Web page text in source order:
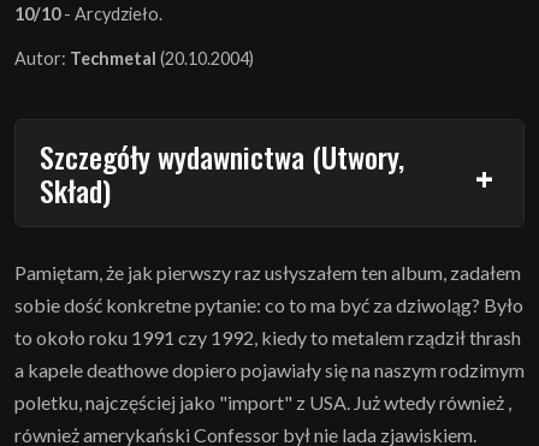
10/10- Arcydzieło.
Autor: Techmetal (20.10.2004)
Szczegóły wydawnictwa (Utwory,
Skład)
Pamiętam, że jak pierwszy raz usłyszałem ten album, zadałem
sobie dość konkretne pytanie: co to ma być za dziwoląg? Było
to około roku 1991 czy 1992, kiedy to metalem rządził thrash
a kapele deathowe dopiero pojawiały się na naszym rodzimym
poletku, najczęściej jako "import" z USA. Już wtedy również ,
również amerykański Confessor był nie lada zjawiskiem.